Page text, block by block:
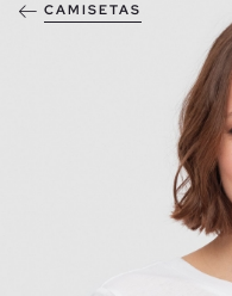
CAMISETAS